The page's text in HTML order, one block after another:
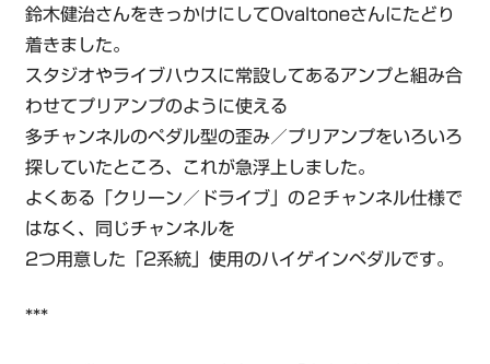
鈴木健治さんをきっかけにしてOvaltoneさんにたどり
着きました。
スタジオやライブハウスに常設してあるアンプと組み合
わせてプリアンプのように使える
多チャンネルのペダル型の歪み／プリアンプをいろいろ
探していたところ、これが急浮上しました。
よくある「クリーン／ドライブ」の２チャンネル仕様で
はなく、同じチャンネルを
2つ用意した「2系統」使用のハイゲインペダルです。
***